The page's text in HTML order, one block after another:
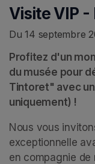
Visite VIP
Du 14 septembre
Profitez d'un
du musée pour
Tintoret" avec
uniquement) !
Nous vous
exceptionnelle
en compagnie de